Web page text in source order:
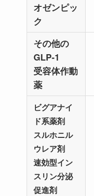
オゼンピッ
ク
その他の
GLP-1
受容体作動
薬
ビグアナイ
ド系薬剤
スルホニル
ウレア剤
速効型イン
スリン分泌
促進剤